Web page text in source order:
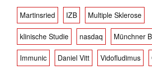
Martinsried IZB Multiple Sklerose
klinische Studie nasdaq Münchner
Immunic Daniel Vitt Vidofludimus